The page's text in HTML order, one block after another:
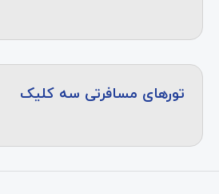
تورهای مسافرتی سه کلیک